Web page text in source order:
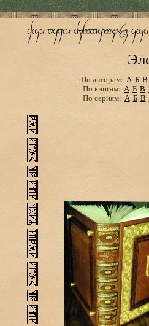
По авторам: А Б В
По книгам: А Б В
По сериям: А Б В